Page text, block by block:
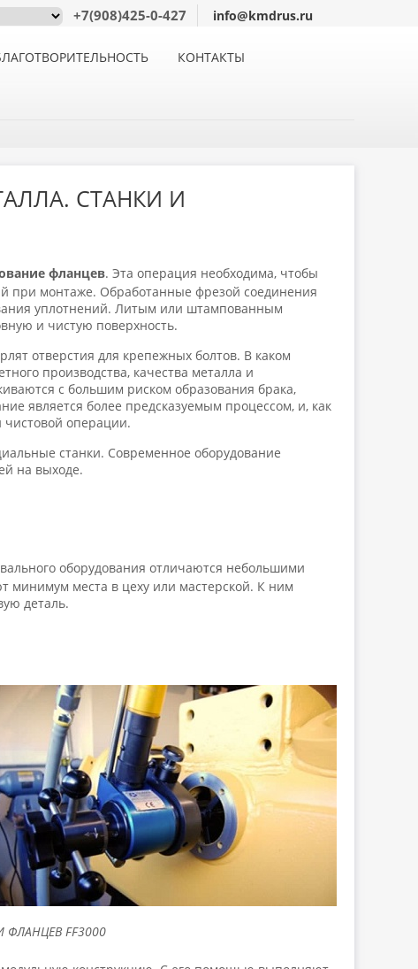
+7(908)425-0-427 info@kmdrus.ru
КОНТАКТЫ
СТАНКИ И
фланцев. Эта операция необходима, чтобы
при монтаже. Обработанные фрезой соединения
уплотнений. Литым или штампованным
и чистую поверхность.
отверстия для крепежных болтов. В каком
производства, качества металла и
с большим риском образования брака,
является более предсказуемым процессом, и, как
чистовой операции.
станки. Современное оборудование
на выходе.
оборудования отличаются небольшими
минимум места в цеху или мастерской. К ним
деталь.
ФЛАНЦЕВ FF3000